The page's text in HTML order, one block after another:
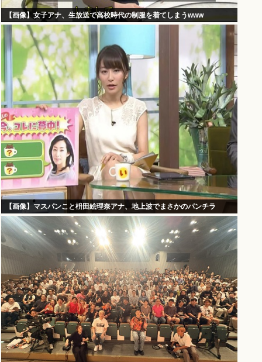
【画像】女子アナ、生放送で高校時代の制服を着てしまうwww
【画像】マスパンこと枡田絵理奈アナ、地上波でまさかのパンチラ